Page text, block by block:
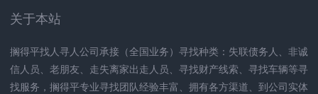
关于本站
搁得平找人寻人公司承接（全国业务）寻找种类：失联债务人、非诚
信人员、老朋友、走失离家出走人员、寻找财产线索、寻找车辆等寻
找服务，搁得平专业寻找团队经验丰富、拥有各方渠道、到公司实体